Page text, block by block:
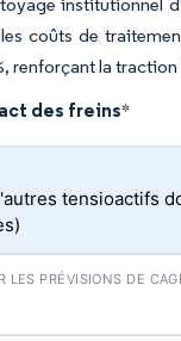
coûts de
renforçant la
des freins*
tensioactifs